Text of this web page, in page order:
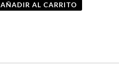
AÑADIR AL CARRITO